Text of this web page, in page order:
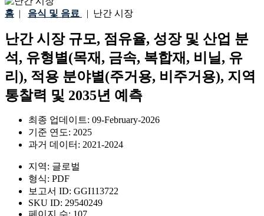
홈 | 음식 및 음료 | 난간 시장
난간 시장 규모, 점유율, 성장 및 산업 분
석, 유형별(목재, 금속, 복합재, 비닐, 유
리), 적용 분야별(주거용, 비주거용), 지역
통찰력 및 2035년 예측
최종 업데이트: 09-February-2026
기준 연도: 2025
과거 데이터: 2021-2024
지역: 글로벌
형식: PDF
보고서 ID: GGI113722
SKU ID: 29540249